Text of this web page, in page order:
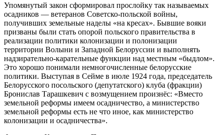
Упомянутый закон сформировал прослойку так называемых
осадников — ветеранов Советско-польской войны,
получивших земельные наделы «на кресах». Бывшие вояки
призваны были стать опорой польского правительства в
реализации политики колонизации и полонизации
территории Волыни и Западной Белоруссии и выполнять
надзирательно-карательные функции над местным «быдлом».
Это хорошо понимали немногочисленные белорусские
политики. Выступая в Сейме в июле 1924 года, председатель
Белорусского посольского (депутатского) клуба (фракции)
Бронислав Тарашкевич с возмущением произнёс: «Вместо
земельной реформы имеем осадничество, а министерство
земельной реформы есть не что иное, как министерство
колонизации и осадничества».